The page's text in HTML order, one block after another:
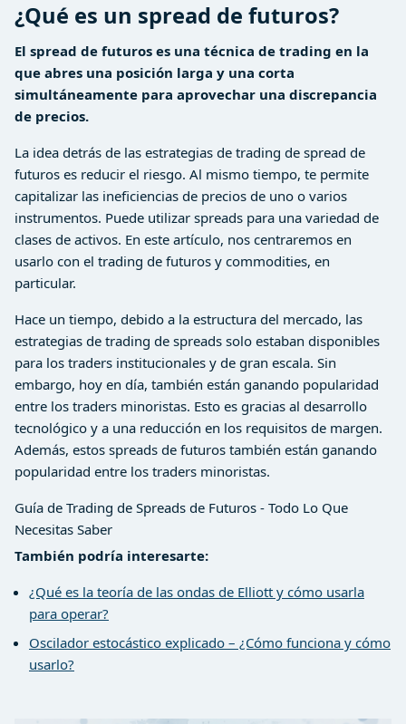
¿Qué es un spread de futuros?
El spread de futuros es una técnica de trading en la
que abres una posición larga y una corta
simultáneamente para aprovechar una discrepancia
de precios.
La idea detrás de las estrategias de trading de spread de
futuros es reducir el riesgo. Al mismo tiempo, te permite
capitalizar las ineficiencias de precios de uno o varios
instrumentos. Puede utilizar spreads para una variedad de
clases de activos. En este artículo, nos centraremos en
usarlo con el trading de futuros y commodities, en
particular.
Hace un tiempo, debido a la estructura del mercado, las
estrategias de trading de spreads solo estaban disponibles
para los traders institucionales y de gran escala. Sin
embargo, hoy en día, también están ganando popularidad
entre los traders minoristas. Esto es gracias al desarrollo
tecnológico y a una reducción en los requisitos de margen.
Además, estos spreads de futuros también están ganando
popularidad entre los traders minoristas.
Guía de Trading de Spreads de Futuros - Todo Lo Que
Necesitas Saber
También podría interesarte:
¿Qué es la teoría de las ondas de Elliott y cómo usarla
para operar?
Oscilador estocástico explicado – ¿Cómo funciona y cómo
usarlo?